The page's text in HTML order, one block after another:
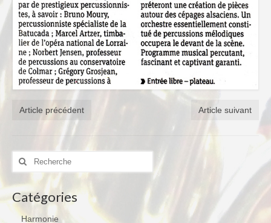
Blog
Harmonie
Historique
Concours
Direction
Vie de l’Orchestre
Répertoire Musical
Calendrier
Blog
Article précédent Article suivant
Rechercher
Catégories
Harmonie